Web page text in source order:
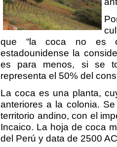
que “la coca no es
estadounidense la
es para menos, si se
representa el 50% del
La coca es una planta,
anteriores a la colonia.
territorio andino, con el
Incaico. La hoja de coca
del Perú y data de 2500